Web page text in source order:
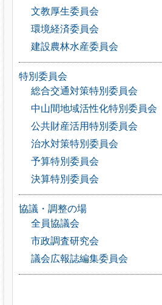
文教厚生委員会
環境経済委員会
建設農林水産委員会
特別委員会
総合交通対策特別委員会
中山間地域活性化特別委員会
公共財産活用特別委員会
治水対策特別委員会
予算特別委員会
決算特別委員会
協議・調整の場
全員協議会
市政調査研究会
議会広報誌編集委員会